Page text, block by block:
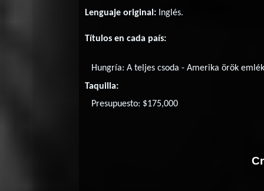
Lenguaje original: Inglés.
Títulos en cada país:
Hungría: A teljes csoda - Amerika örök
Taquilla:
Presupuesto: $175,000